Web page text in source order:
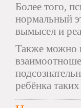
Более того,
нормальный
вымысел и
Также можно
ребёнка